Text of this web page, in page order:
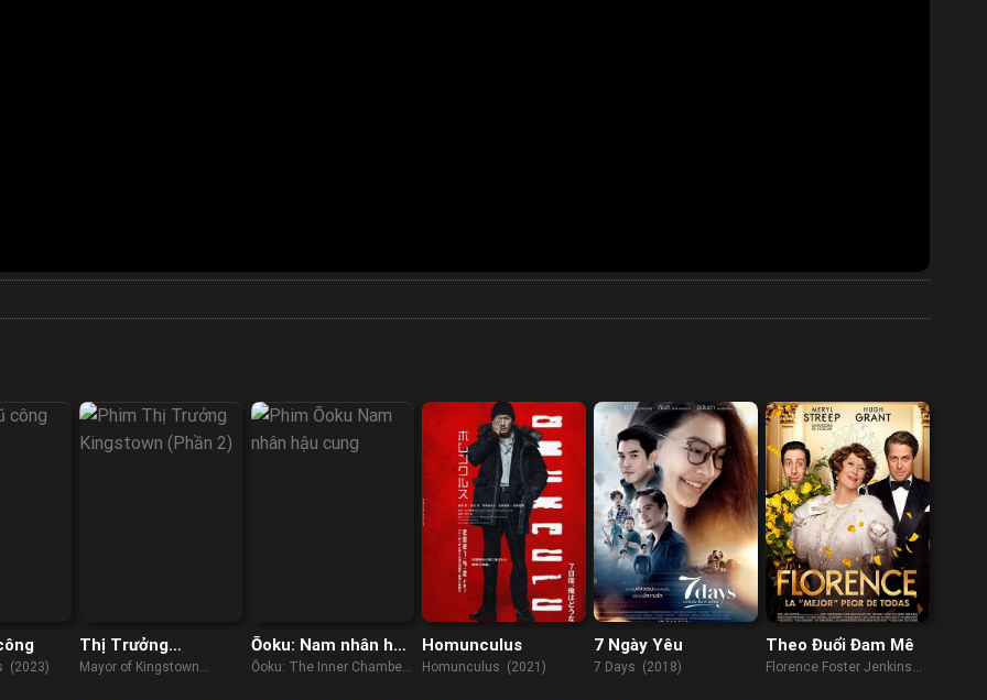
(2023)
Thị Trưởng
Kingstown (Phần 2)
Mayor of Kingstown
Ōoku: Nam nhân hậu
cung
Ōoku: The Inner Chambers
Homunculus
Homunculus (2021)
7 Ngày Yêu
7 Days (2018)
Theo Đuổi Đam Mê
Florence Foster Jenkins